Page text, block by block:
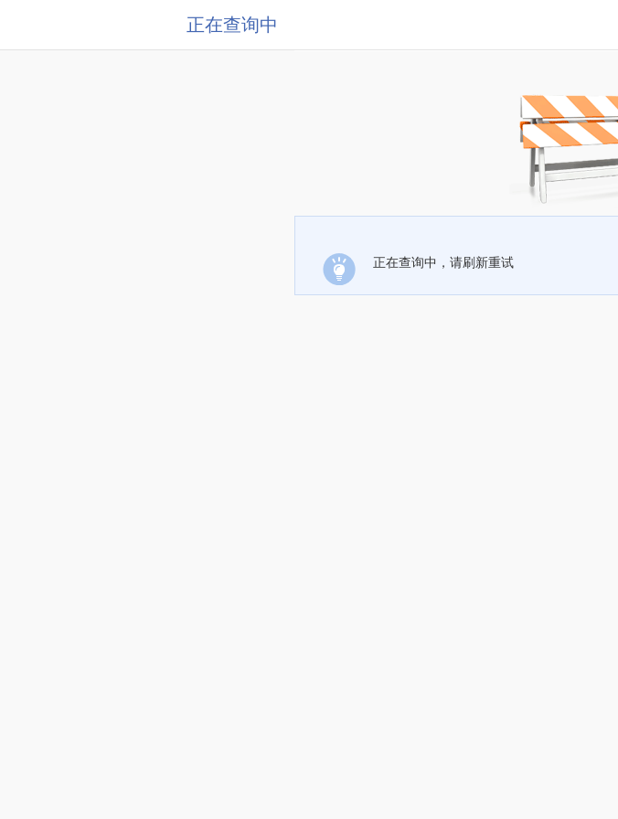
正在查询中
正在查询中，请刷新重试